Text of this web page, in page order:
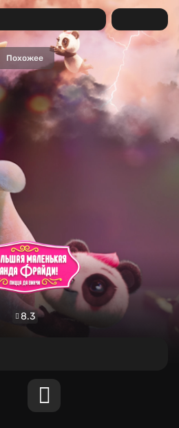
Фрайди! Пицца да Винчи
Похожее
8.3